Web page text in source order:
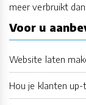
meer verbruikt
Voor u
Website laten
Hou je klanten